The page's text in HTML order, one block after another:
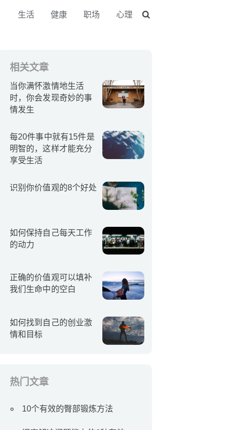
生活 健康 职场 心理
相关文章
当你满怀激情地生活
时，你会发现奇妙的事
情发生
每20件事中就有15件是
明智的，这样才能充分
享受生活
识别你价值观的8个好处
如何保持自己每天工作
的动力
正确的价值观可以填补
我们生命中的空白
如何找到自己的创业激
情和目标
热门文章
10个有效的臀部锻炼方法